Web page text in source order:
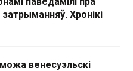
Хронікі
венесуэльскі